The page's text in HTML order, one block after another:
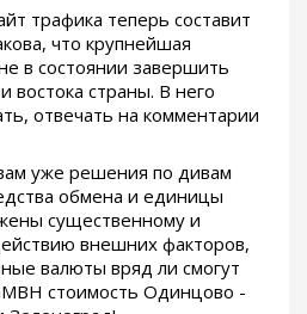
трафика теперь составит
что крупнейшая
в состоянии завершить
востока страны. В него
отвечать на комментарии
уже решения по дивам
обмена и единицы
существенному и
внешних факторов,
валюты вряд ли смогут
стоимость Одинцово -